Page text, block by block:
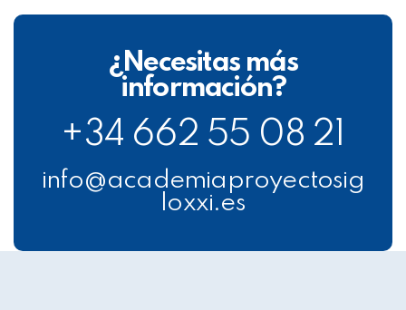
¿Necesitas más
información?
+34 662 55 08 21
info@academiaproyectosig
loxxi.es